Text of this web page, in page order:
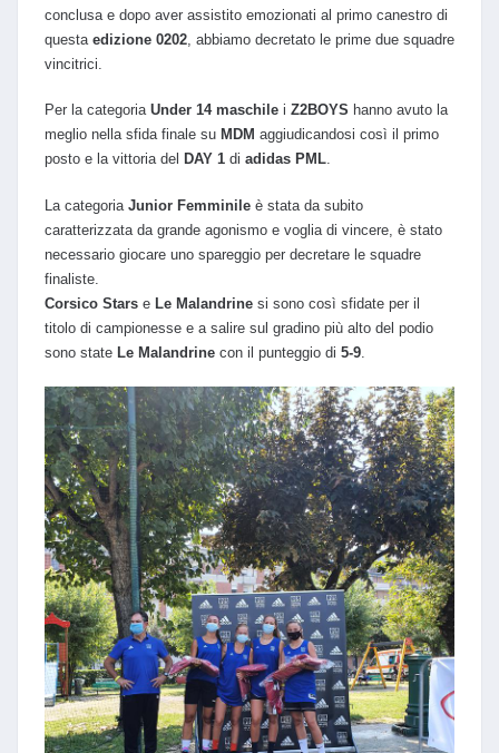
conclusa e dopo aver assistito emozionati al primo canestro di
questa edizione 0202 , abbiamo decretato le prime due squadre
vincitrici.
Per la categoria Under 14 maschile i Z2BOYS hanno avuto la
meglio nella sfida finale su MDM aggiudicandosi così il primo
posto e la vittoria del DAY 1 di adidas PML.
La categoria Junior Femminile è stata da subito
caratterizzata da grande agonismo e voglia di vincere, è stato
necessario giocare uno spareggio per decretare le squadre
finaliste.
Corsico Stars e Le Malandrine si sono così sfidate per il
titolo di campionesse e a salire sul gradino più alto del podio
sono state Le Malandrine con il punteggio di 5-9